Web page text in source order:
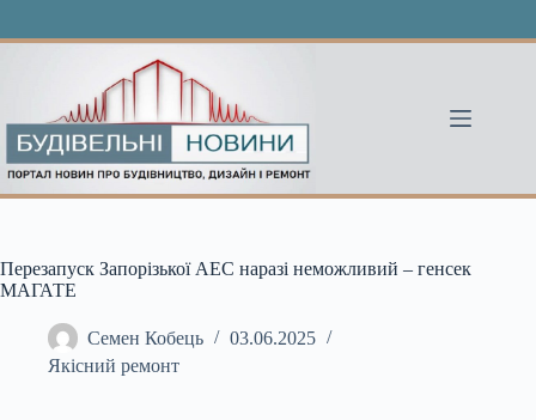
Перезапуск Запорізької АЕС наразі неможливий – генсек
МАГАТЕ
Семен Кобець
03.06.2025
Якісний ремонт